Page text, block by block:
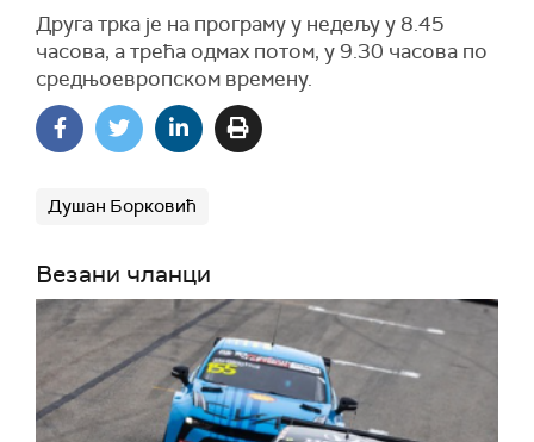
Друга трка је на програму у недељу у 8.45
часова, а трећа одмах потом, у 9.30 часова по
средњоевропском времену.
Душан Борковић
Везани чланци